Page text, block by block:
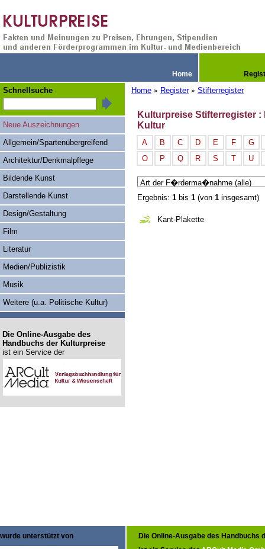
Home
Home » Register » Stifterregister
Kulturpreise Stifterregister
Kultur
A B C D E F
G
O
P Q R S T U
Ergebnis: 1 bis 1 (von 1 insgesamt)
Kant-Plakette
Schnellsuche
Neue Auszeichnungen
Allgemein/Spartenübergreifend
Architektur/Denkmalpflege
Bildende Kunst
Darstellende Kunst
Design/Gestaltung
Film
Literatur
Medien/Publizistik
Musik
Weitere (u.a. Politische Kultur)
Die Online-Ausgabe des
Handbuchs der Kulturpreise
ist ein Service der
wurde unterstützt von
Die Online-Ausgabe des Handbuchs